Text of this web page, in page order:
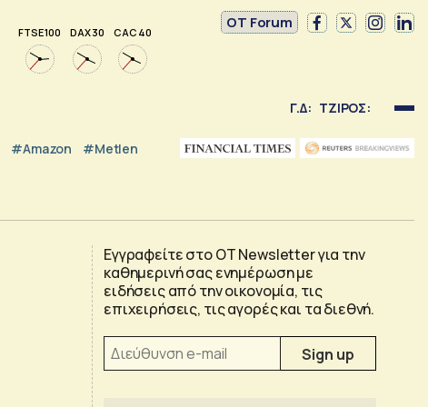
FTSE 100 DAX 30 CAC 40
OT Forum
Γ.Δ: ΤΖΙΡΟΣ:
#Amazon #Metlen
Εγγραφείτε στο OT Newsletter για την
καθημερινή σας ενημέρωση με
ειδήσεις από την οικονομία, τις
επιχειρήσεις, τις αγορές και τα διεθνή.